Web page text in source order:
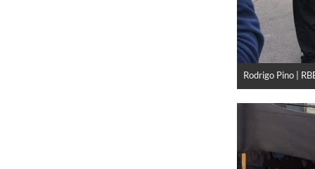
Rodrigo Pino |